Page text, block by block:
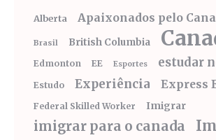
Alberta Apaixonados pelo
Brasil British Columbia
Edmonton
EE Esportes estudar
Estudo Experiência Express
Federal Skilled Worker Imigrar
imigrar para o canada